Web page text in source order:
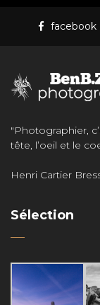
facebook
"Photographier,
tête, l’oeil et le
Henri Cartier
Sélection